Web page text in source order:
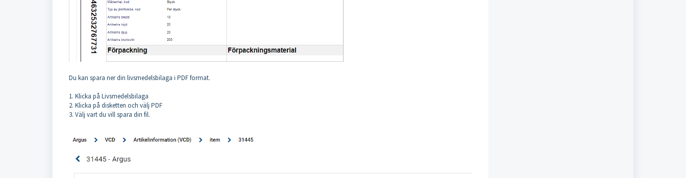
Du kan spara ner din livsmedelsbilaga i PDF format.
1. Klicka på Livsmedelsbilaga
2. Klicka på disketten och välj PDF
3. Välj vart du vill spara din fil.